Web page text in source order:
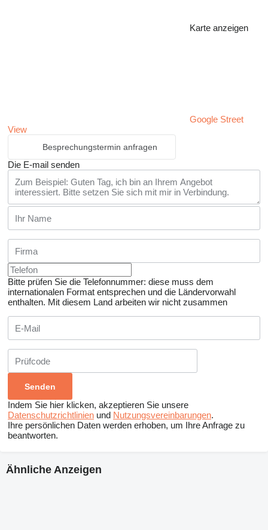
Karte anzeigen
Google Street
View
Besprechungstermin anfragen
Die E-mail senden
Bitte prüfen Sie die Telefonnummer: diese muss dem
internationalen Format entsprechen und die Ländervorwahl
enthalten. Mit diesem Land arbeiten wir nicht zusammen
Indem Sie hier klicken, akzeptieren Sie unsere
Datenschutzrichtlinien und Nutzungsvereinbarungen.
Ihre persönlichen Daten werden erhoben, um Ihre Anfrage zu
beantworten.
Ähnliche Anzeigen